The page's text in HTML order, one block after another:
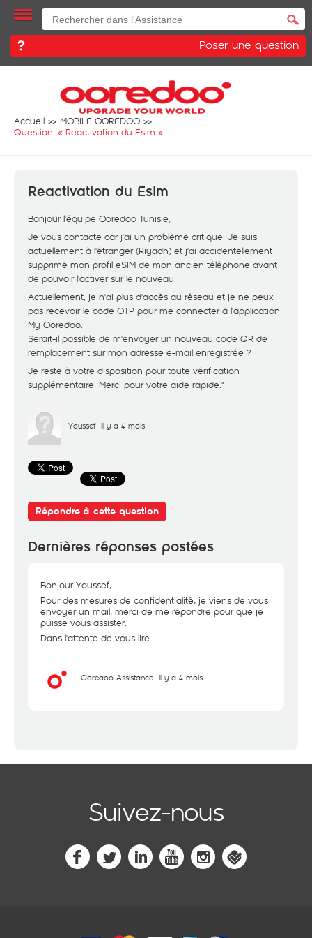
Poser une question
Accueil
MOBILE OOREDOO
Question: « Reactivation du Esim »
Reactivation du Esim
Bonjour l'équipe Ooredoo Tunisie,
​Je vous contacte car j'ai un problème critique. Je suis
actuellement à l'étranger (Riyadh) et j'ai accidentellement
supprimé mon profil eSIM de mon ancien téléphone avant
de pouvoir l'activer sur le nouveau.
​Actuellement, je n'ai plus d'accès au réseau et je ne peux
pas recevoir le code OTP pour me connecter à l'application
My Ooredoo.
​Serait-il possible de m'envoyer un nouveau code QR de
remplacement sur mon adresse e-mail enregistrée ?
​Je reste à votre disposition pour toute vérification
supplémentaire. Merci pour votre aide rapide."
Youssef il y a 4 mois
Répondre à cette question
Dernières réponses postées
Bonjour Youssef,
Pour des mesures de confidentialité, je viens de vous
envoyer un mail, merci de me répondre pour que je
puisse vous assister.
Dans l'attente de vous lire.
Ooredoo Assistance il y a 4 mois
Suivez-nous